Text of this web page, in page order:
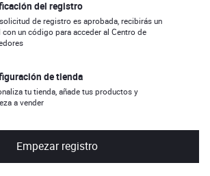
del registro
de registro es aprobada, recibirás un
con un código para acceder al Centro de
de tienda
tu tienda, añade tus productos y
a vender
Empezar registro